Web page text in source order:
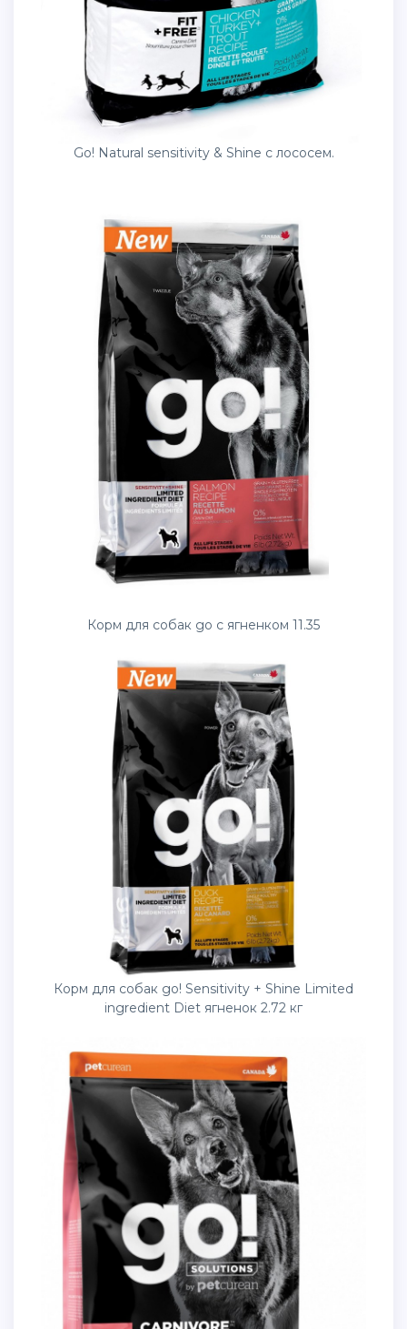
Go! Natural sensitivity & Shine с лососем.
Корм для собак go с ягненком 11.35
Корм для собак go! Sensitivity + Shine Limited
ingredient Diet ягненок 2.72 кг